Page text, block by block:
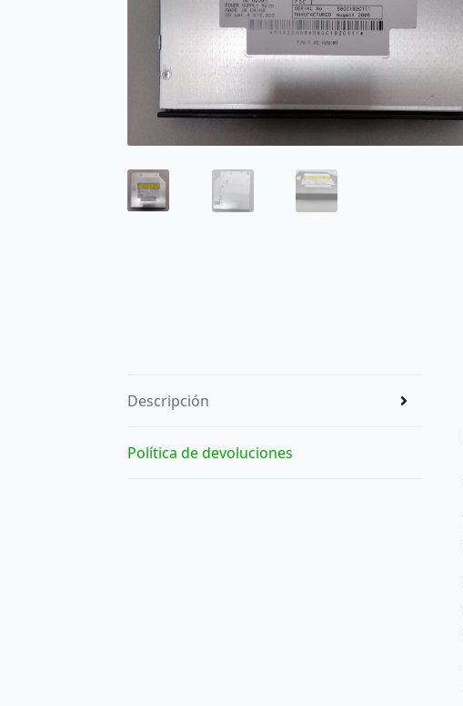
Descripción
Política de devoluciones